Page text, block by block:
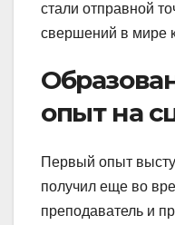
стали отправной
свершений в мире
опыт на
Первый опыт
получил еще во
преподаватель и